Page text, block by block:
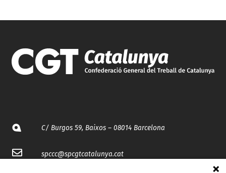
C/ Burgos 59, Baixos – 08014 Barcelona
spccc@spcgtcatalunya.cat